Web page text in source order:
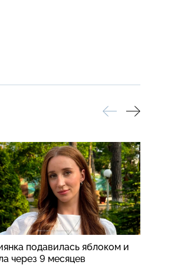
подавилась яблоком и
через 9 месяцев